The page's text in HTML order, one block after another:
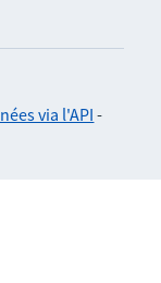
via l'API -